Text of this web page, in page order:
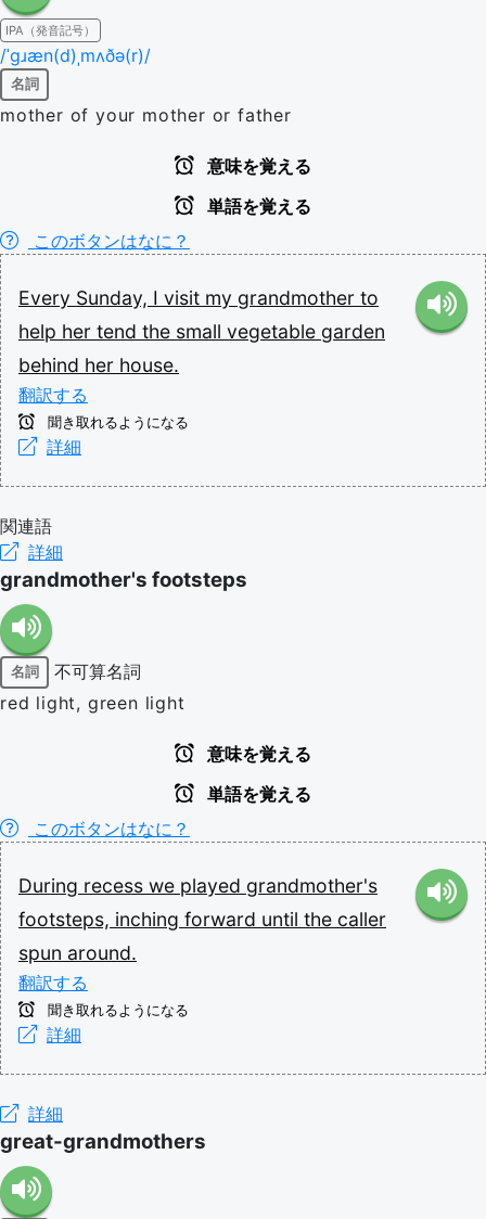
IPA（発音記号）
/ˈɡɹæn(d)ˌmʌðə(r)/
名詞
mother of your mother or father
意味を覚える
単語を覚える
このボタンはなに？
Every Sunday, I visit my grandmother to
help her tend the small vegetable garden
behind her house.
翻訳する
聞き取れるようになる
詳細
関連語
詳細
grandmother's footsteps
名詞
不可算名詞
red light, green light
意味を覚える
単語を覚える
このボタンはなに？
During recess we played grandmother's
footsteps, inching forward until the caller
spun around.
翻訳する
聞き取れるようになる
詳細
詳細
great-grandmothers